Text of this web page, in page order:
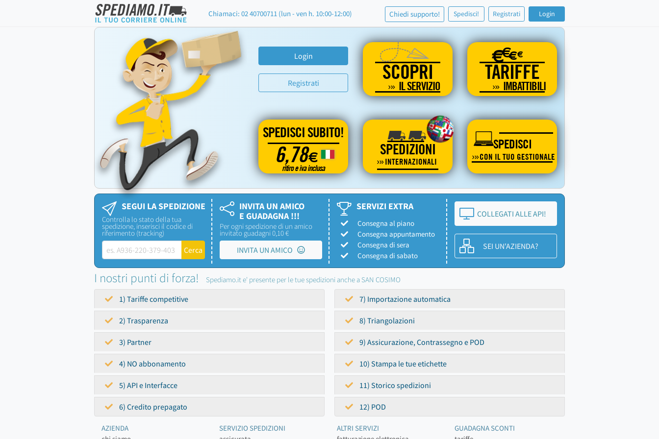
Chiamaci: 02 40700711 (lun - ven h. 10:00-12:00) Chiedi supporto! Spedisci! Registrati Login
Login
Registrati SCOPRI
IL SERVIZIO
€€€€
TARIFFE
IMBATTIBILI
SPEDISCI SUBITO!
6,78€
ritiro e iva inclusa
SPEDIZIONI
INTERNAZIONALI
SPEDISCI
CON IL TUO GESTIONALE
SEGUI LA SPEDIZIONE
Controlla lo stato della tua
spedizione, inserisci il codice di
riferimento (tracking)
INVITA UN AMICO
E GUADAGNA !!!
Per ogni spedizione di un amico
invitato guadagni 0,10 €
INVITA UN AMICO
SERVIZI EXTRA
Consegna al piano
Consegna appuntamento
Consegna di sera
Consegna di sabato
COLLEGATI ALLE API!
SEI UN'AZIENDA?
I nostri punti di forza! Spediamo.it e' presente per le tue spedizioni anche a SAN COSIMO
1) Tariffe competitive
2) Trasparenza
3) Partner
4) NO abbonamento
5) API e Interfacce
6) Credito prepagato
7) Importazione automatica
8) Triangolazioni
9) Assicurazione, Contrassegno e POD
10) Stampa le tue etichette
11) Storico spedizioni
12) POD
AZIENDA
SERVIZIO SPEDIZIONI
ALTRI SERVIZI
GUADAGNA SCONTI